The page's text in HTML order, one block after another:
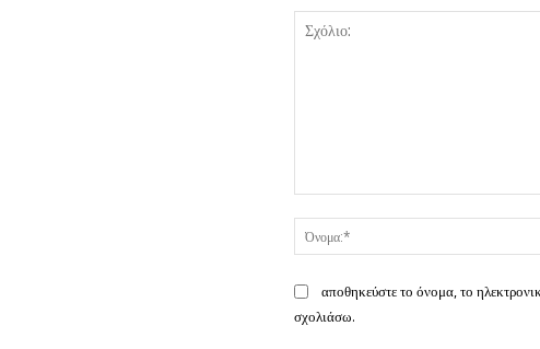
αποθηκεύστε το όνομα, το
σχολιάσω.